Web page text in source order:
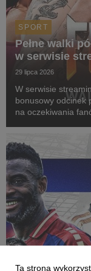
SPORT
Pełne walki
w serwisie
29 lipca 2026
W serwisie
bonusowy odcinek
na oczekiwania
Ta strona